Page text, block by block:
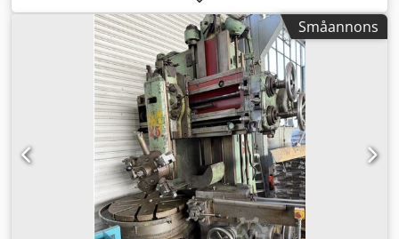
slaglängd, vertikalt/horisontellt 755 / 840 mm Bordslast
obegränsad Rotationshastighetsområde 5,6 - 300 varv/min
Vertikal slids vinkeljustering 45° Matningsområde 0,044-8
mm/varv Snabbrörelse 2 m/min Drivningseffekt 55 kW
Utrymmesbehov L x B x H 2660 x 2710 x 3360 mm Totalvikt
16 500 kg Tillbehör / Särskilda egenskaper: • 2-axlig
digitaldisplay, tillverkare ACU-Rite Cjdey Ex Epepfx Ag Eerf
• Rotationsbord Ø 1250 mm med 4 spännbackar • 5-facks
revolverhuvud • Konisk svarvning • Kopieringssvarvning
Siegfried Volz verktygsmaskiner Rüschebrinkstr. 151-153
DE - 44143 Dortmund - Wambel / Tyskland
Småannons